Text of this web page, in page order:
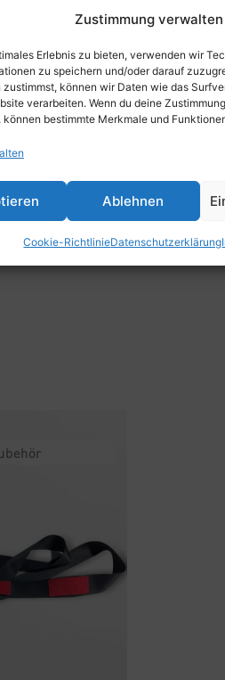
Zustimmung verwalten
Erlebnis zu bieten, verwenden wir
zu speichern und/oder darauf
können wir Daten wie das
verarbeiten. Wenn du deine
bestimmte Merkmale und
Ablehnen
Cookie-RichtlinieDatenschutzerklärung
und deinWhiteboard
Eben perfekt für Workshops